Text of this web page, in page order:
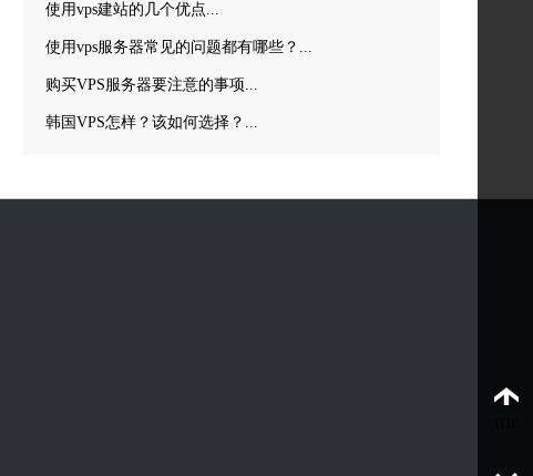
使用vps建站的几个优点...
使用vps服务器常见的问题都有哪些？...
购买VPS服务器要注意的事项...
韩国VPS怎样？该如何选择？...